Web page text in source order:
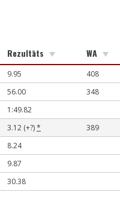
Rezultāts WA
9.95 408
56.00 348
1:49.82
3.12 (+?)* 389
8.24
9.87
30.38